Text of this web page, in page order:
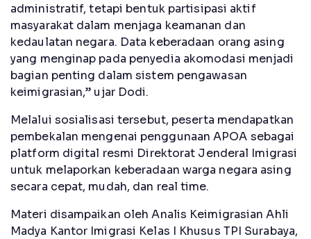
administratif, tetapi bentuk partisipasi aktif
masyarakat dalam menjaga keamanan dan
kedaulatan negara. Data keberadaan orang asing
yang menginap pada penyedia akomodasi menjadi
bagian penting dalam sistem pengawasan
keimigrasian,” ujar Dodi.
Melalui sosialisasi tersebut, peserta mendapatkan
pembekalan mengenai penggunaan APOA sebagai
platform digital resmi Direktorat Jenderal Imigrasi
untuk melaporkan keberadaan warga negara asing
secara cepat, mudah, dan real time.
Materi disampaikan oleh Analis Keimigrasian Ahli
Madya Kantor Imigrasi Kelas I Khusus TPI Surabaya,